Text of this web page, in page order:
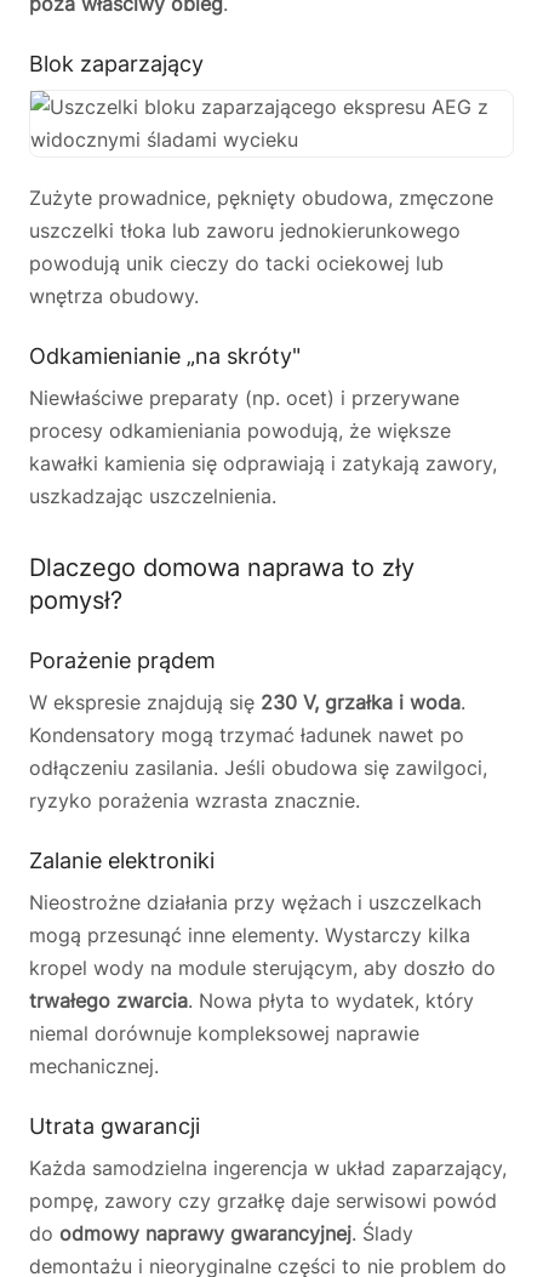
Blok zaparzający
Zużyte prowadnice, pęknięty obudowa, zmęczone
uszczelki tłoka lub zaworu jednokierunkowego
powodują unik cieczy do tacki ociekowej lub
wnętrza obudowy.
Odkamienianie „na skróty"
Niewłaściwe preparaty (np. ocet) i przerywane
procesy odkamieniania powodują, że większe
kawałki kamienia się odprawiają i zatykają zawory,
uszkadzając uszczelnienia.
Dlaczego domowa naprawa to zły
pomysł?
Porażenie prądem
W ekspresie znajdują się 230 V, grzałka i woda.
Kondensatory mogą trzymać ładunek nawet po
odłączeniu zasilania. Jeśli obudowa się zawilgoci,
ryzyko porażenia wzrasta znacznie.
Zalanie elektroniki
Nieostrożne działania przy wężach i uszczelkach
mogą przesunąć inne elementy. Wystarczy kilka
kropel wody na module sterującym, aby doszło do
trwałego zwarcia. Nowa płyta to wydatek, który
niemal dorównuje kompleksowej naprawie
mechanicznej.
Utrata gwarancji
Każda samodzielna ingerencja w układ zaparzający,
pompę, zawory czy grzałkę daje serwisowi powód
do odmowy naprawy gwarancyjnej. Ślady
demontażu i nieoryginalne części to nie problem do